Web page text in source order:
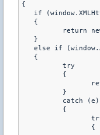
{
if
   {
   }
else if
   {